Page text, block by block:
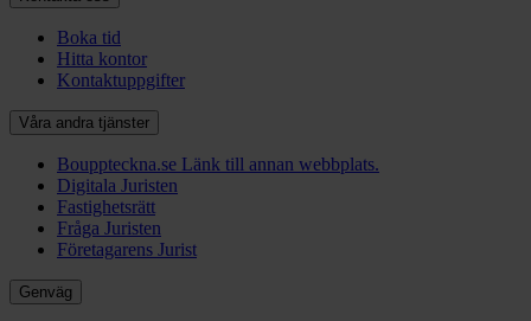
Boka tid
Hitta kontor
Kontaktuppgifter
Våra andra tjänster
Bouppteckna.se Länk till annan webbplats.
Digitala Juristen
Fastighetsrätt
Fråga Juristen
Företagarens Jurist
Genväg